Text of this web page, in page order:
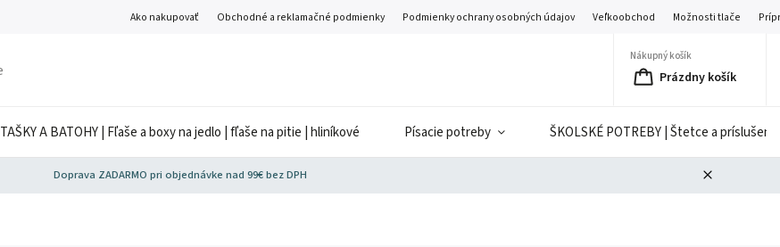
Ako nakupovať Obchodné a reklamačné podmienky Podmienky ochrany osobných údajov Veľkoobchod Možnosti tlače
Nákupný košík
Prázdny košík
TAŠKY A BATOHY | Fľaše a boxy na jedlo | fľaše na pitie | hliníkové Písacie potreby ŠKOLSKÉ POTREBY | Štetce a
Doprava ZADARMO pri objednávke nad 99€ bez DPH